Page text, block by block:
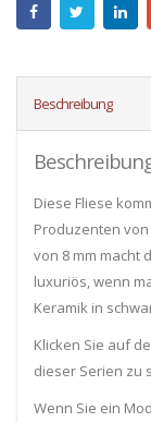
Beschreibung
Diese Fliese
Produzenten
von 8 mm macht
luxuriös, wenn
Keramik in
Klicken Sie auf
dieser Serien zu
Wenn Sie ein